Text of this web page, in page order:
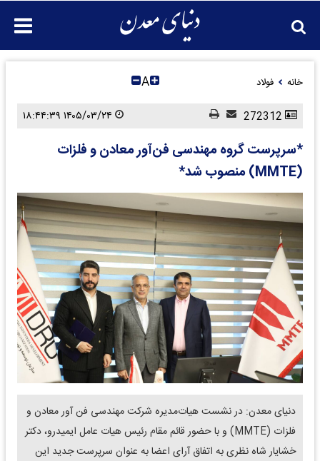
خانه فولاد A
*سرپرست گروه مهندسی فن‌آور معادن و فلزات
(MMTE) منصوب شد*
دنیای معدن: در نشست هیات‌مدیره شرکت مهندسی فن آور معادن و
فلزات (MMTE) و با حضور قائم مقام رئیس هیات عامل ایمیدرو، دکتر
خشایار شاه نظری به اتفاق آرای اعضا به عنوان سرپرست جدید این